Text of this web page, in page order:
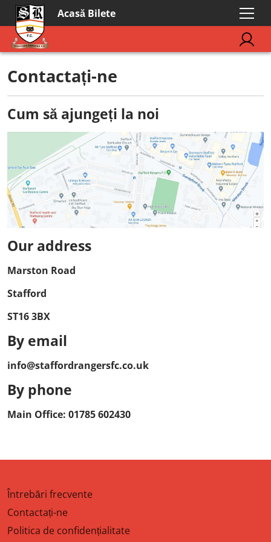
Acasă Bilete
Contactați-ne
Cum să ajungeți la noi
Our address
Marston Road
Stafford
ST16 3BX
By email
info@staffordrangersfc.co.uk
By phone
Main Office: 01785 602430
Întrebări frecvente
Contactați-ne
Politica de confidențialitate